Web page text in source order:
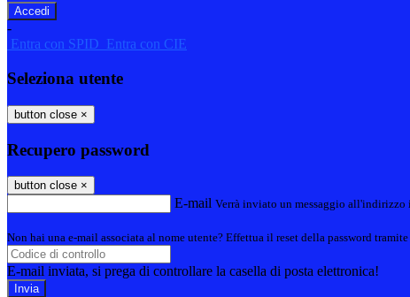
-
Entra con SPID Entra con CIE
Seleziona utente
button close ×
Recupero password
button close ×
E-mail Verrà inviato un messaggio
Non hai una e-mail associata al nome utente? Effettua il reset della password
E-mail inviata, si prega di controllare la casella di posta elettronica!